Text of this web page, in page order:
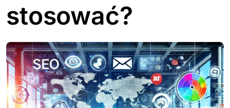
stosować?